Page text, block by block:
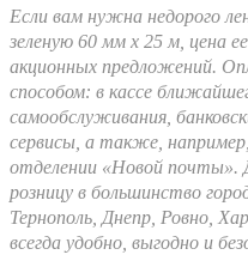
Если вам нужна недорого
зеленую 60 мм x 25 м, цена
акционных предложений.
способом: в кассе
самообслуживания,
сервисы, а также,
отделении «Новой почты».
розницу в большинство
Тернополь, Днепр, Ровно,
всегда удобно, выгодно и